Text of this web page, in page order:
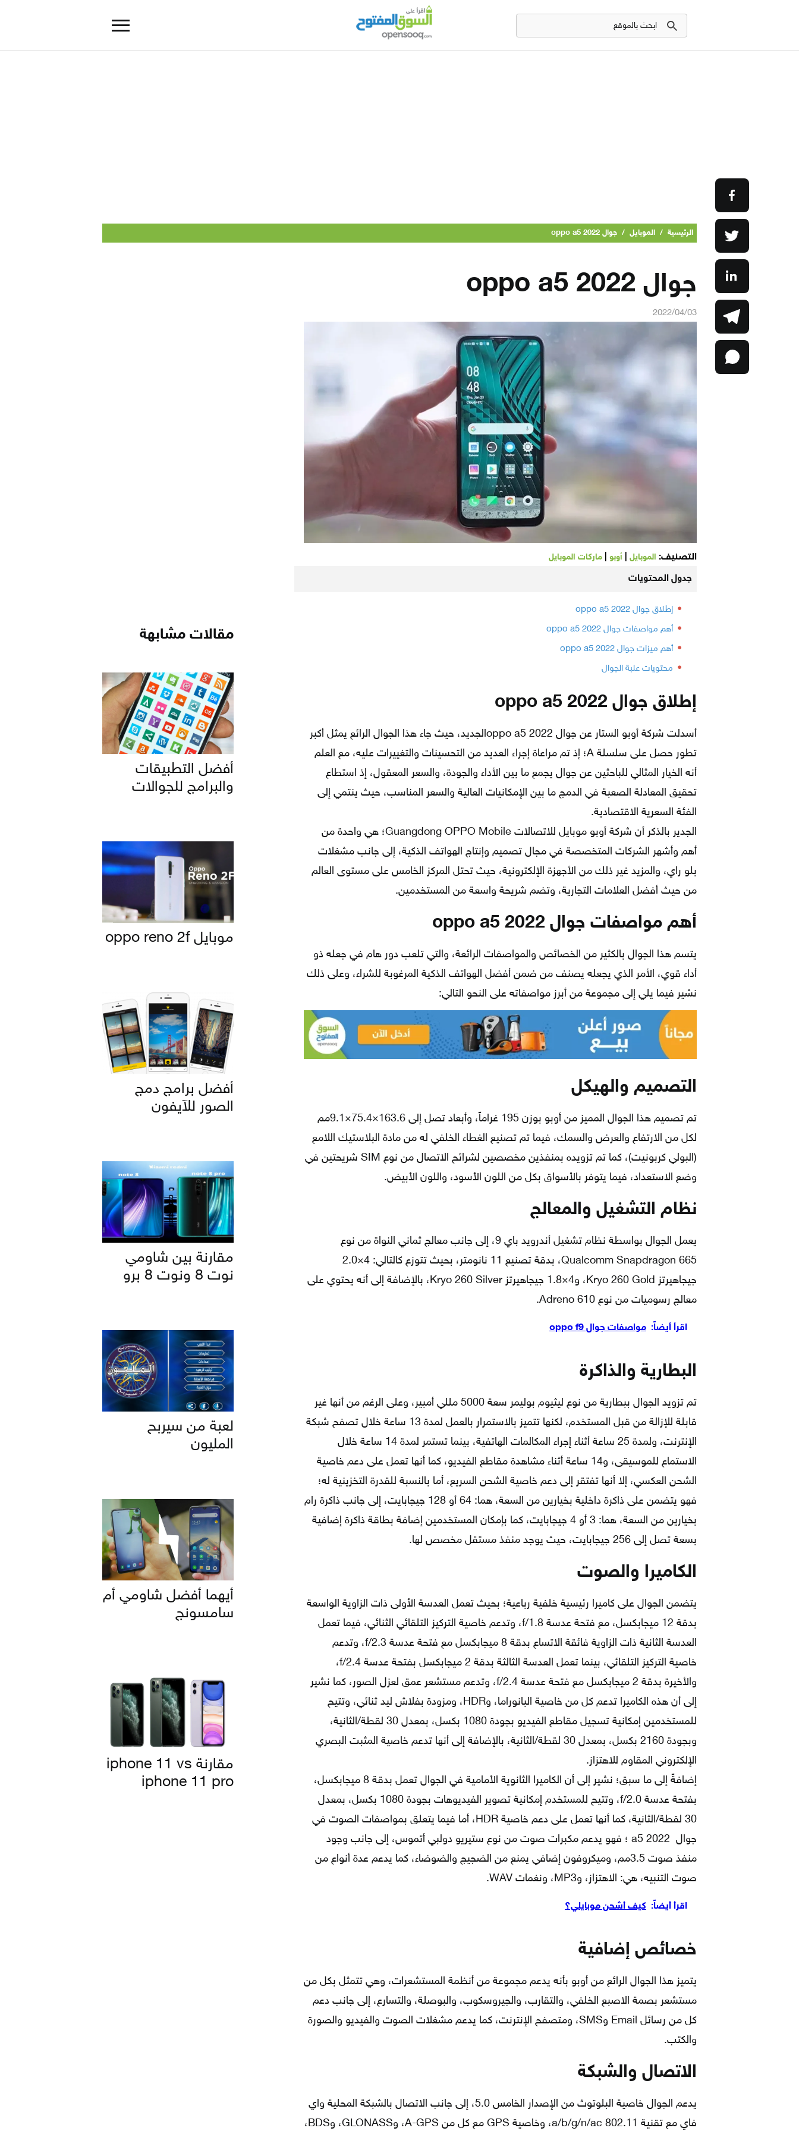
الرئيسية / الموبايل / جوال oppo a5 2022
جوال oppo a5 2022
2022/04/03
التصنيف: الموبايل أوبو ماركات الموبايل
جدول المحتويات
إطلاق جوال oppo a5 2022
أهم مواصفات جوال oppo a5 2022
أهم ميزات جوال oppo a5 2022
محتويات علبة الجوال
إطلاق جوال oppo a5 2022
أسدلت شركة أوبو الستار عن جوال oppo a5 2022الجديد، حيث جاء هذا الجوال الرائع يمثل أكبر
تطور حصل على سلسلة A؛ إذ تم مراعاة إجراء العديد من التحسينات والتغييرات عليه، مع العلم
أنه الخيار المثالي للباحثين عن جوال يجمع ما بين الأداء والجودة، والسعر المعقول، إذ استطاع
تحقيق المعادلة الصعبة في الدمج ما بين الإمكانيات العالية والسعر المناسب، حيث ينتمي إلى
الفئة السعرية الاقتصادية.
الجدير بالذكر أن شركة أوبو موبايل للاتصالات Guangdong OPPO Mobile؛ هي واحدة من
أهم وأشهر الشركات المتخصصة في مجال تصميم وإنتاج الهواتف الذكية، إلى جانب مشغلات
بلو راي، والمزيد غير ذلك من الأجهزة الإلكترونية، حيث تحتل المركز الخامس على مستوى العالم
من حيث أفضل العلامات التجارية، وتضم شريحة واسعة من المستخدمين.
أهم مواصفات جوال oppo a5 2022
يتسم هذا الجوال بالكثير من الخصائص والمواصفات الرائعة، والتي تلعب دور هام في جعله ذو
أداء قوي، الأمر الذي يجعله يصنف من ضمن أفضل الهواتف الذكية المرغوبة للشراء، وعلى ذلك
نشير فيما يلي إلى مجموعة من أبرز مواصفاته على النحو التالي:
التصميم والهيكل
تم تصميم هذا الجوال المميز من أوبو بوزن 195 غراماً، وأبعاد تصل إلى 163.6×75.4×9.1مم
لكل من الارتفاع والعرض والسمك، فيما تم تصنيع الغطاء الخلفي له من مادة البلاستيك اللامع
(البولي كربونيت)، كما تم تزويده بمنفذين مخصصين لشرائح الاتصال من نوع SIM شريحتين في
وضع الاستعداد، فيما يتوفر بالأسواق بكل من اللون الأسود، واللون الأبيض.
نظام التشغيل والمعالج
يعمل الجوال بواسطة نظام تشغيل أندرويد باي 9، إلى جانب معالج ثماني النواة من نوع
Qualcomm Snapdragon 665، بدقة تصنيع 11 نانومتر، بحيث تتوزع كالتالي: 4×2.0
جيجاهيرتز Kryo 260 Gold، و4×1.8 جيجاهيرتز Kryo 260 Silver، بالإضافة إلى أنه يحتوي على
معالج رسوميات من نوع Adreno 610.
اقرأ أيضاً: مواصفات جوال oppo f9
البطارية والذاكرة
تم تزويد الجوال ببطارية من نوع ليثيوم بوليمر سعة 5000 مللي أمبير، وعلى الرغم من أنها غير
قابلة للإزالة من قبل المستخدم، لكنها تتميز بالاستمرار بالعمل لمدة 13 ساعة خلال تصفح شبكة
الإنترنت، ولمدة 25 ساعة أثناء إجراء المكالمات الهاتفية، بينما تستمر لمدة 14 ساعة خلال
الاستماع للموسيقى، و14 ساعة أثناء مشاهدة مقاطع الفيديو، كما أنها تعمل على دعم خاصية
الشحن العكسي، إلا أنها تفتقر إلى دعم خاصية الشحن السريع، أما بالنسبة للقدرة التخزينية له؛
فهو يتضمن على ذاكرة داخلية بخيارين من السعة، هما: 64 أو 128 جيجابايت، إلى جانب ذاكرة رام
بخيارين من السعة، هما: 3 أو 4 جيجابايت، كما بإمكان المستخدمين إضافة بطاقة ذاكرة إضافية
بسعة تصل إلى 256 جيجابايت، حيث يوجد منفذ مستقل مخصص لها.
الكاميرا والصوت
يتضمن الجوال على كاميرا رئيسية خلفية رباعية؛ بحيث تعمل العدسة الأولى ذات الزاوية الواسعة
بدقة 12 ميجابكسل، مع فتحة عدسة f/1.8، وتدعم خاصية التركيز التلقائي الثنائي، فيما تعمل
العدسة الثانية ذات الزاوية فائقة الاتساع بدقة 8 ميجابكسل مع فتحة عدسة f/2.3، وتدعم
خاصية التركيز التلقائي، بينما تعمل العدسة الثالثة بدقة 2 ميجابكسل بفتحة عدسة f/2.4،
والأخيرة بدقة 2 ميجابكسل مع فتحة عدسة f/2.4، وتدعم مستشعر عمق لعزل الصور، كما نشير
إلى أن هذه الكاميرا تدعم كل من خاصية البانوراما، وHDR، ومزودة بفلاش ليد ثنائي، وتتيح
للمستخدمين إمكانية تسجيل مقاطع الفيديو بجودة 1080 بكسل، بمعدل 30 لقطة/الثانية،
وبجودة 2160 بكسل، بمعدل 30 لقطة/الثانية، بالإضافة إلى أنها تدعم خاصية المثبت البصري
الإلكتروني المقاوم للاهتزاز.
إضافةً إلى ما سبق؛ نشير إلى أن الكاميرا الثانوية الأمامية في الجوال تعمل بدقة 8 ميجابكسل،
بفتحة عدسة f/2.0، وتتيح للمستخدم إمكانية تصوير الفيديوهات بجودة 1080 بكسل، بمعدل
30 لقطة/الثانية، كما أنها تعمل على دعم خاصية HDR، أما فيما يتعلق بمواصفات الصوت في
جوال a5 2022 ؛ فهو يدعم مكبرات صوت من نوع ستيريو دولبي أتموس، إلى جانب وجود
منفذ صوت 3.5مم، وميكروفون إضافي يمنع من الضجيج والضوضاء، كما يدعم عدة أنواع من
صوت التنبيه، هي: الاهتزاز، وMP3، ونغمات WAV.
اقرأ أيضاً: كيف أشحن موبايلي؟
خصائص إضافية
يتميز هذا الجوال الرائع من أوبو بأنه يدعم مجموعة من أنظمة المستشعرات، وهي تتمثل بكل من
مستشعر بصمة الاصبع الخلفي، والتقارب، والجيروسكوب، والبوصلة، والتسارع، إلى جانب دعم
كل من رسائل Email وSMS، ومتصفح الإنترنت، كما يدعم مشغلات الصوت والفيديو والصورة
والكتب.
الاتصال والشبكة
يدعم الجوال خاصية البلوتوث من الإصدار الخامس 5.0، إلى جانب الاتصال بالشبكة المحلية واي
فاي مع تقنية 802.11 a/b/g/n/ac، وخاصية GPS مع كل من A-GPS، وGLONASS، وBDS،
مقالات مشابهة
أفضل التطبيقات
والبرامج للجوالات
موبايل oppo reno 2f
أفضل برامج دمج
الصور للآيفون
مقارنة بين شاومي
نوت 8 ونوت 8 برو
لعبة من سيربح
المليون
أيهما أفضل شاومي أم
سامسونج
مقارنة iphone 11 vs
iphone 11 pro